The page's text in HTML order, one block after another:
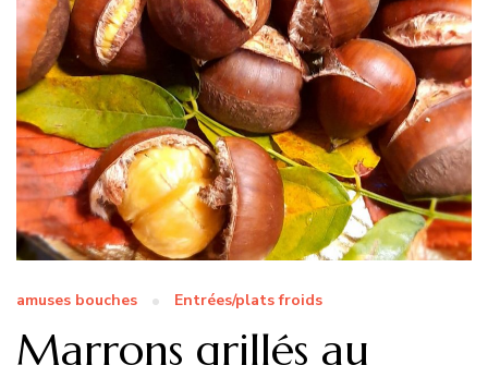
amuses bouches Entrées/plats froids
Marrons grillés au